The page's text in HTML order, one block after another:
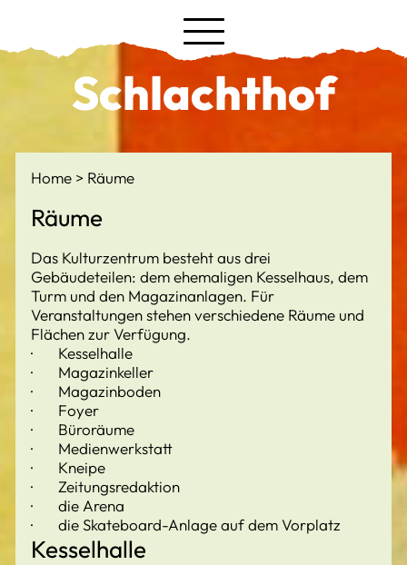
Schlachthof
Home Räume
Räume
Das Kulturzentrum besteht aus drei
Gebäudeteilen: dem ehemaligen Kesselhaus, dem
Turm und den Magazinanlagen. Für
Veranstaltungen stehen verschiedene Räume und
Flächen zur Verfügung.
· Kesselhalle
· Magazinkeller
· Magazinboden
· Foyer
· Büroräume
· Medienwerkstatt
· Kneipe
· Zeitungsredaktion
· die Arena
· die Skateboard-Anlage auf dem Vorplatz
Kesselhalle